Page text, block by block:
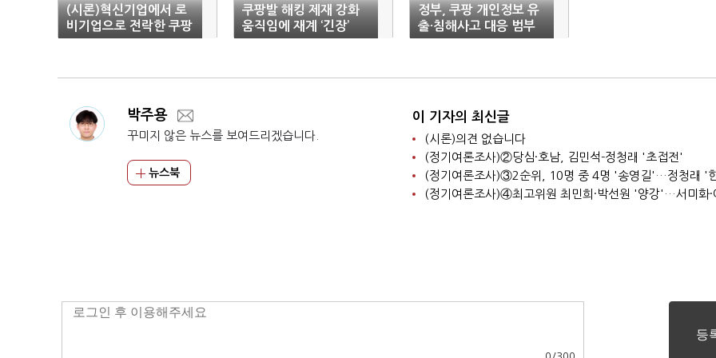
(시론)혁신기업에서 로
비기업으로 전락한 쿠팡
쿠팡발 해킹 제재 강화
움직임에 재계 ‘긴장’
정부, 쿠팡 개인정보 유
출·침해사고 대응 범부
처 TF 구성
박주용
꾸미지 않은 뉴스를 보여드리겠습니다.
뉴스북
이 기자의 최신글
(시론)의견 없습니다
(정기여론조사)②당심·호남, 김민석-정청래 '초접전'